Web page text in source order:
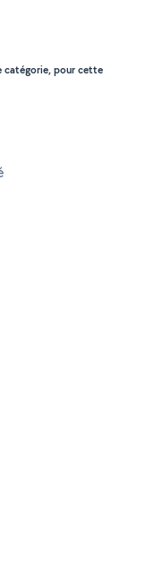
catégorie, pour cette